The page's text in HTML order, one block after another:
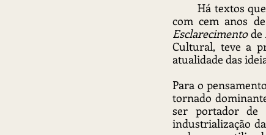
	Há textos que já estão envelhecidos quando veem a luz do dia. E há textos que mesmo
com cem anos
Esclarecimento de
Cultural, teve a
atualidade das
Para o
tornado
ser portador de
industrialização